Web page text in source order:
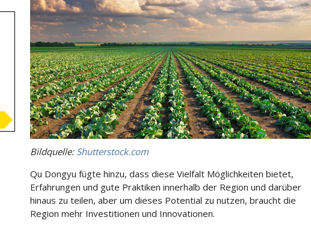
Bildquelle: Shutterstock.com
Qu Dongyu fügte hinzu, dass diese Vielfalt Möglichkeiten bietet,
Erfahrungen und gute Praktiken innerhalb der Region und darüber
hinaus zu teilen, aber um dieses Potential zu nutzen, braucht die
Region mehr Investitionen und Innovationen.